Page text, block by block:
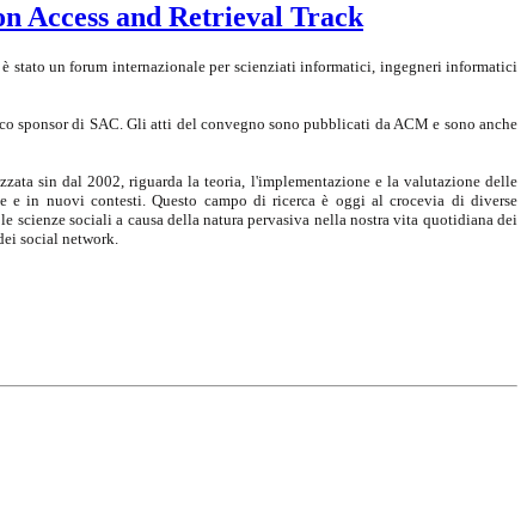
Access and Retrieval Track
è stato un forum internazionale per scienziati informatici, ingegneri informatici
sponsor di SAC. Gli atti del convegno sono pubblicati da ACM e sono anche
sin dal 2002, riguarda la teoria, l'implementazione e la valutazione delle
e in nuovi contesti. Questo campo di ricerca è oggi al crocevia di diverse
sociali a causa della natura pervasiva nella nostra vita quotidiana dei
social network.